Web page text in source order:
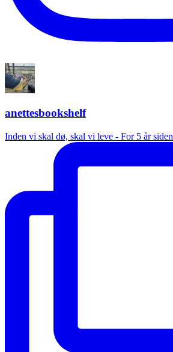
anettesbookshelf
Inden vi skal dø, skal vi leve - For 5 år siden